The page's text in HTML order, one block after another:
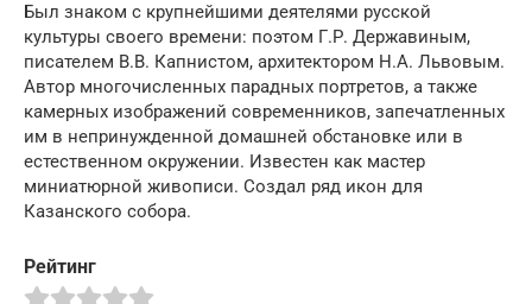
Был знаком с крупнейшими деятелями русской
культуры своего времени: поэтом Г.Р. Державиным,
писателем В.В. Капнистом, архитектором Н.А. Львовым.
Автор многочисленных парадных портретов, а также
камерных изображений современников, запечатленных
им в непринужденной домашней обстановке или в
естественном окружении. Известен как мастер
миниатюрной живописи. Создал ряд икон для
Казанского собора.
Рейтинг